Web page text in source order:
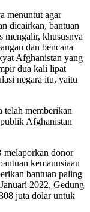
menuntut agar
dicairkan, bantuan
mengalir, khususnya
dan bencana
Afghanistan yang
dua kali lipat
negara itu, yaitu
memberikan
Afghanistan
melaporkan donor
kemanusiaan
bantuan paling
2022, Gedung
juta dolar untuk